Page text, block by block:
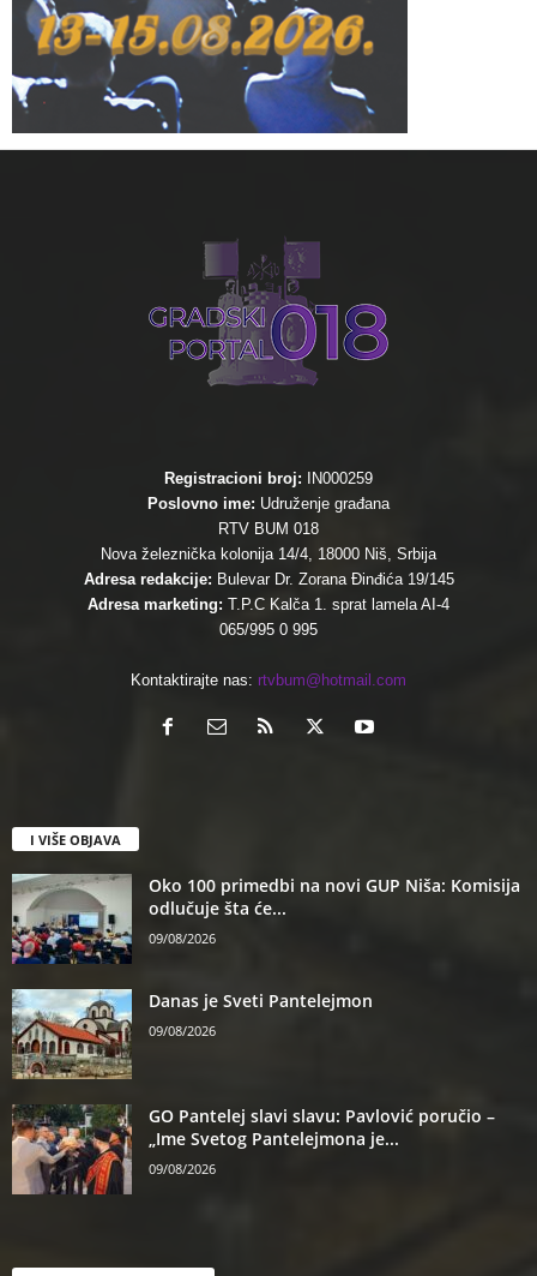
Registracioni broj:
IN000259
Poslovno ime: Udruženje građana
RTV BUM 018
Nova železnička kolonija 14/4, 18000 Niš, Srbija
Adresa redakcije: Bulevar Dr. Zorana Đinđića 19/145
Adresa marketing: T.P.C Kalča 1. sprat lamela AI-4
065/995 0 995
Kontaktirajte nas: rtvbum@hotmail.com
I VIŠE OBJAVA
Oko 100 primedbi na novi GUP Niša: Komisija
odlučuje šta će...
09/08/2026
Danas je Sveti Pantelejmon
09/08/2026
GO Pantelej slavi slavu: Pavlović poručio –
„Ime Svetog Pantelejmona je...
09/08/2026